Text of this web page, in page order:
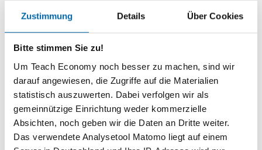
Zustimmung Details Über Cookies
Bitte stimmen Sie zu!
Um Teach Economy noch besser zu machen, sind wir
darauf angewiesen, die Zugriffe auf die Materialien
statistisch auszuwerten. Dabei verfolgen wir als
gemeinnützige Einrichtung weder kommerzielle
Absichten, noch geben wir die Daten an Dritte weiter.
Das verwendete Analysetool Matomo liegt auf einem
Planspiele
Spielerisch wirtschaftliche
Zusammenhänge erfahren und